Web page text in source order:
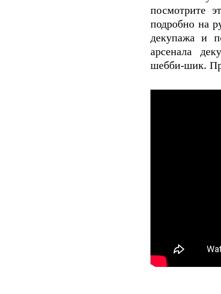
посмотрите
подробно на
декупажа и
арсенала
шебби-шик.